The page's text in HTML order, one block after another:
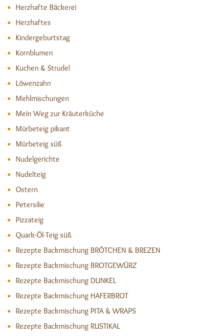
Herzhafte Bäckerei
Herzhaftes
Kindergeburtstag
Kornblumen
Kuchen & Strudel
Löwenzahn
Mehlmischungen
Mein Weg zur Kräuterküche
Mürbeteig pikant
Mürbeteig süß
Nudelgerichte
Nudelteig
Ostern
Petersilie
Pizzateig
Quark-Öl-Teig süß
Rezepte Backmischung BRÖTCHEN & BREZEN
Rezepte Backmischung BROTGEWÜRZ
Rezepte Backmischung DUNKEL
Rezepte Backmischung HAFERBROT
Rezepte Backmischung PITA & WRAPS
Rezepte Backmischung RUSTIKAL